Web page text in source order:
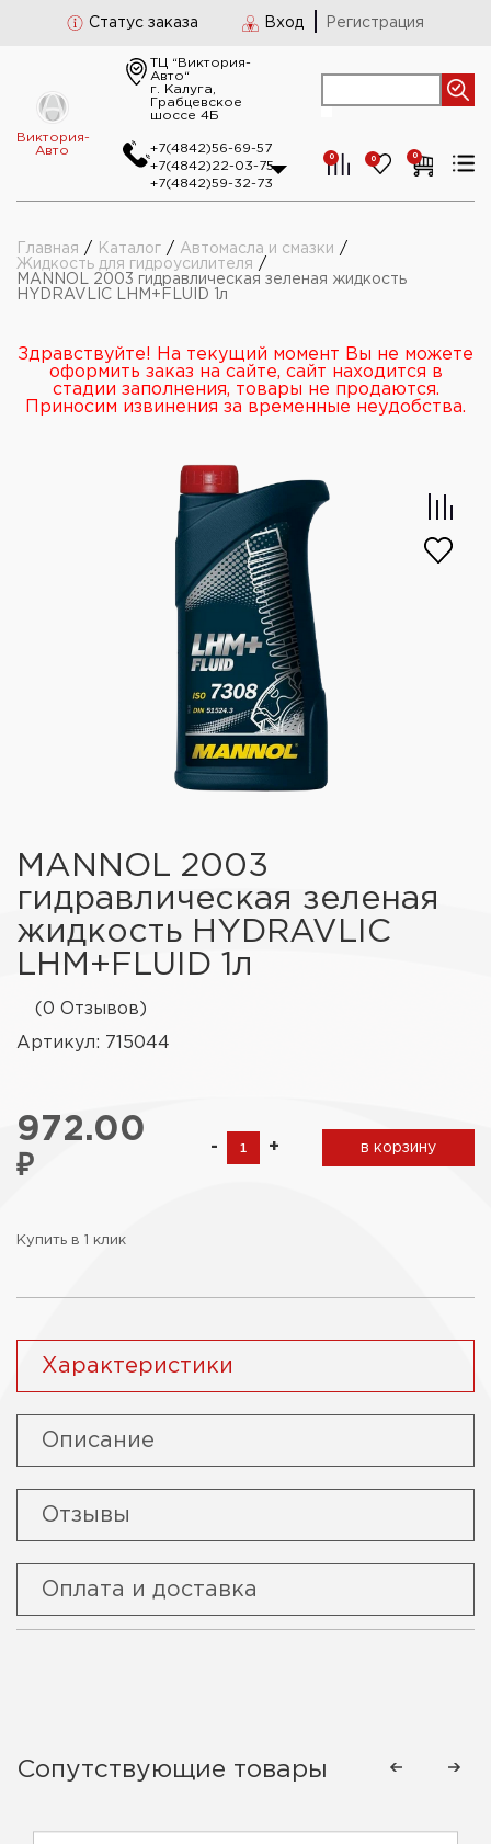
Статус заказа Вход Регистрация
Виктория-
Авто
ТЦ “Виктория-
Авто“
г. Калуга,
Грабцевское
шоссе 4Б
+7(4842)56-69-57
+7(4842)22-03-75
+7(4842)59-32-73
0 0 0
Главная / Каталог / Автомасла и смазки /
Жидкость для гидроусилителя /
MANNOL 2003 гидравлическая зеленая жидкость
HYDRAVLIC LHM+FLUID 1л
Здравствуйте! На текущий момент Вы не можете
оформить заказ на сайте, сайт находится в
стадии заполнения, товары не продаются.
Приносим извинения за временные неудобства.
MANNOL 2003
гидравлическая зеленая
жидкость HYDRAVLIC
LHM+FLUID 1л
(0 Отзывов)
Артикул: 715044
972.00
₽
- + в корзину
Купить в 1 клик
Характеристики
Описание
Отзывы
Оплата и доставка
Сопутствующие товары